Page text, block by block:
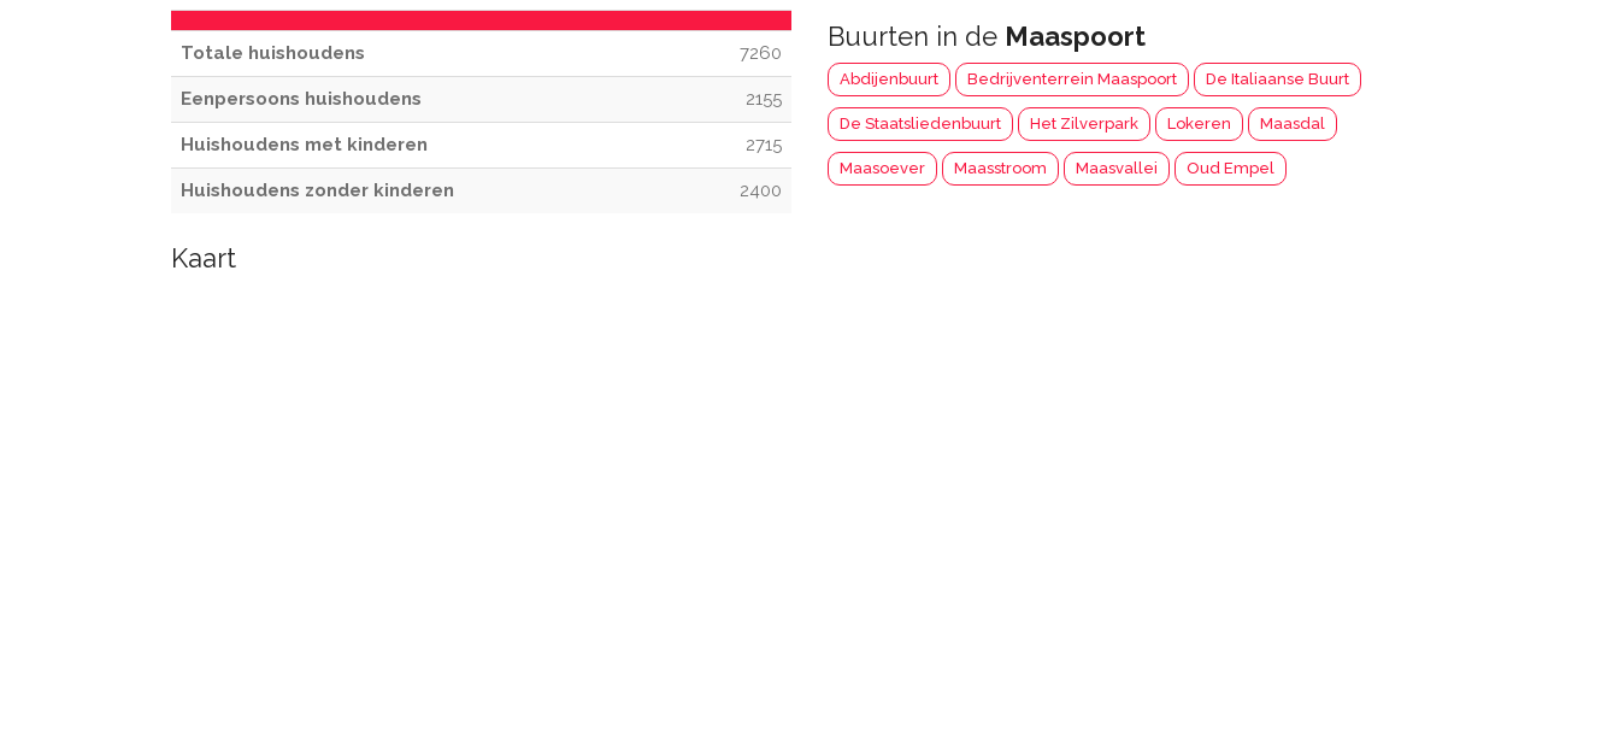
Totale huishoudens 7260
Eenpersoons huishoudens 2155
Huishoudens met kinderen 2715
Huishoudens zonder kinderen 2400
Kaart
Buurten in de Maaspoort
Abdijenbuurt Bedrijventerrein Maaspoort De Italiaanse Buurt
De Staatsliedenbuurt Het Zilverpark Lokeren Maasdal
Maasoever Maasstroom Maasvallei Oud Empel